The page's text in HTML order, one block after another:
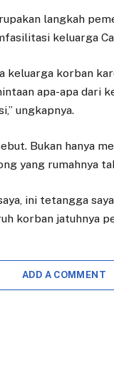
langkah
keluarga
keluarga korban
apa-apa dari
ungkapnya.
Bukan hanya
yang rumahnya
ini tetangga
korban jatuhnya
ADD A COMMENT